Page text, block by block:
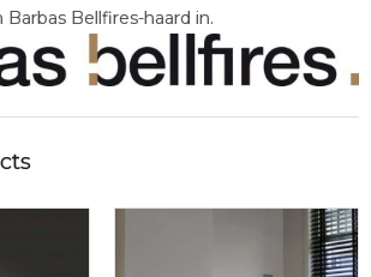
Barbas Bellfires-haard in.